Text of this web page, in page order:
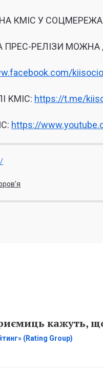
КМІС У
ПРЕС-РЕЛІЗИ
КМІС: https://t.me/
https://
кажуть,
(Rating Group)